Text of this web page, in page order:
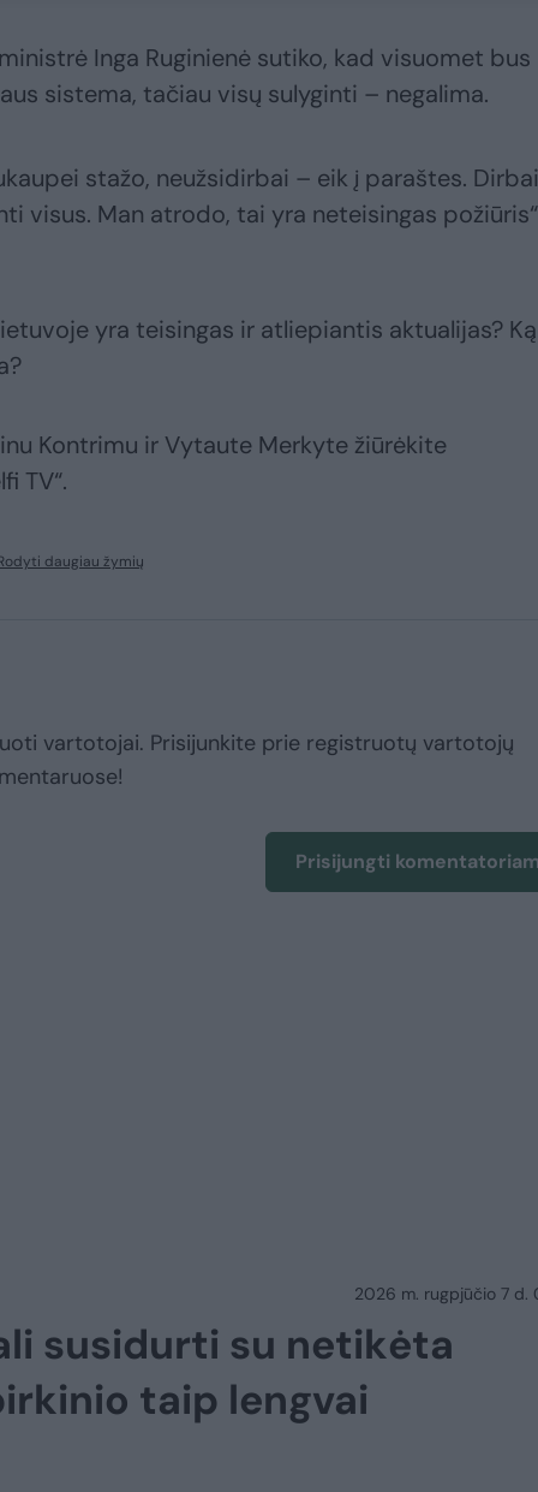
Inga Ruginienė sutiko, kad visuomet bus
sistema, tačiau visų sulyginti – negalima.
stažo, neužsidirbai – eik į paraštes. Dirbai
visus. Man atrodo, tai yra neteisingas
yra teisingas ir atliepiantis aktualijas? Ką
Kontrimu ir Vytaute Merkyte žiūrėkite
TV“.
daugiau žymių
vartotojai. Prisijunkite prie registruotų vartotojų
Prisijungti
2026 m. rugpjūčio 7 d.
susidurti su netikėta
taip lengvai